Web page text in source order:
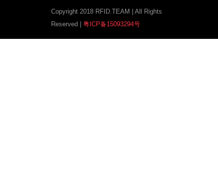
Copyright 2018 RFID.TEAM | All Rights
Reserved | 粤ICP备15093294号